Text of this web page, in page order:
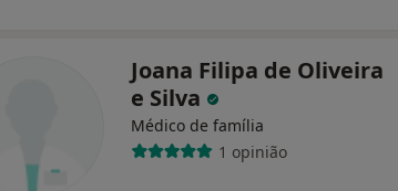
Joana Filipa de Oliveira
e Silva
Médico de família
1 opinião